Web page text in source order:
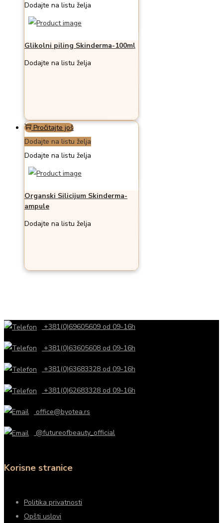
Dodajte na listu želja
Glikolni piling Skinderma-100ml
Dodajte na listu želja
Pročitajte još
Dodajte na listu želja
Dodajte na listu želja
Organski Silicijum Skinderma-
ampule
Dodajte na listu želja
+381(0)69605609 od 09-16h
+381(0)63605608 od 09-16h
+381(0)63683328 od 09-16h
+381(0)62683328 od 09-16h
office@byotea.rs
@futureofbeauty_official
Korisne stranice
Politika privatnosti
Opšti uslovi